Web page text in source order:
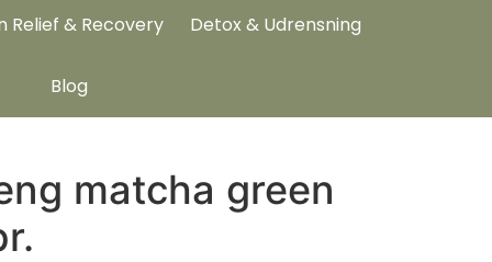
Relief & Recovery Detox & Udrensning
Blog
matcha green